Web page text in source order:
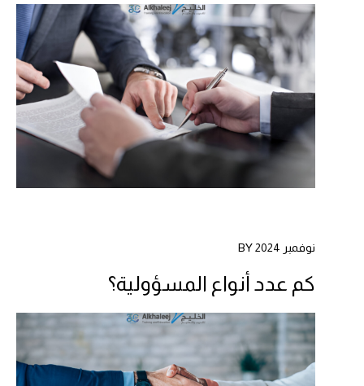
نوفمبر 2024 BY
كم عدد أنواع المسؤولية؟